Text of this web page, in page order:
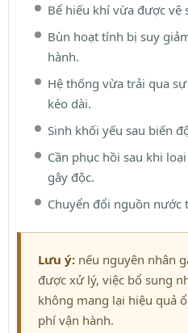
Bể hiếu khí vừa được vệ
Bùn hoạt tính bị suy
hành.
Hệ thống vừa trải qua
kéo dài.
Sinh khối yếu sau biến
Cần phục hồi sau khi
gây độc.
Chuyển đổi nguồn nước
Lưu ý: nếu nguyên nhân
được xử lý, việc bổ sung
không mang lại hiệu quả
phí vận hành.